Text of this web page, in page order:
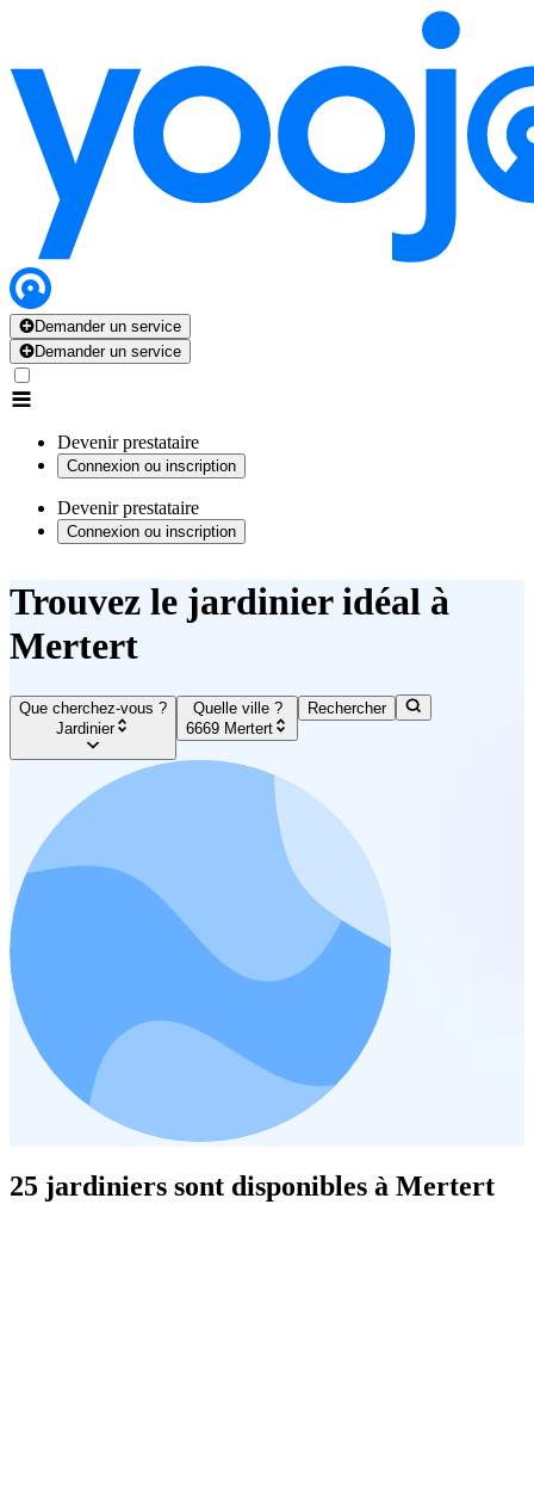
Demander un service
Demander un service
Devenir prestataire
Connexion ou inscription
Devenir prestataire
Connexion ou inscription
Trouvez le jardinier idéal à
Mertert
Que cherchez-vous ?
Jardinier
Quelle ville ?
6669 Mertert
Rechercher
25 jardiniers sont disponibles à Mertert